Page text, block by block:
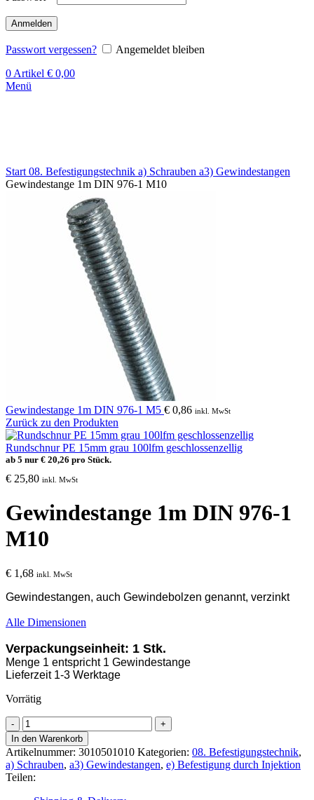
Anmelden
Passwort vergessen?
Angemeldet bleiben
0 Artikel € 0,00
Menü
Start 08. Befestigungstechnik a) Schrauben a3) Gewindestangen
Gewindestange 1m DIN 976-1 M10
Gewindestange 1m DIN 976-1 M5 € 0,86 inkl. MwSt
Zurück zu den Produkten
Rundschnur PE 15mm grau 100lfm geschlossenzellig
ab 5 nur € 20,26 pro Stück.
€ 25,80 inkl. MwSt
Gewindestange 1m DIN 976-1
M10
€ 1,68 inkl. MwSt
Gewindestangen, auch Gewindebolzen genannt, verzinkt
Alle Dimensionen
Verpackungseinheit: 1 Stk.
Menge 1 entspricht 1 Gewindestange
Lieferzeit 1-3 Werktage
Vorrätig
Gewindestange
1m
DIN
976-
1
M10
Menge
In den Warenkorb
Artikelnummer: 3010501010 Kategorien: 08. Befestigungstechnik,
a) Schrauben, a3) Gewindestangen, e) Befestigung durch Injektion
Teilen: